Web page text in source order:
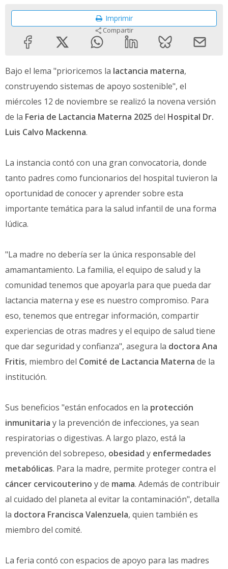
Imprimir
Compartir
Bajo el lema "prioricemos la lactancia materna,
construyendo sistemas de apoyo sostenible", el
miércoles 12 de noviembre se realizó la novena versión
de la Feria de Lactancia Materna 2025 del Hospital Dr.
Luis Calvo Mackenna.
La instancia contó con una gran convocatoria, donde
tanto padres como funcionarios del hospital tuvieron la
oportunidad de conocer y aprender sobre esta
importante temática para la salud infantil de una forma
lúdica.
"La madre no debería ser la única responsable del
amamantamiento. La familia, el equipo de salud y la
comunidad tenemos que apoyarla para que pueda dar
lactancia materna y ese es nuestro compromiso. Para
eso, tenemos que entregar información, compartir
experiencias de otras madres y el equipo de salud tiene
que dar seguridad y confianza", asegura la doctora Ana
Fritis, miembro del Comité de Lactancia Materna de la
institución.
Sus beneficios "están enfocados en la protección
inmunitaria y la prevención de infecciones, ya sean
respiratorias o digestivas. A largo plazo, está la
prevención del sobrepeso, obesidad y enfermedades
metabólicas. Para la madre, permite proteger contra el
cáncer cervicouterino y de mama. Además de contribuir
al cuidado del planeta al evitar la contaminación", detalla
la doctora Francisca Valenzuela, quien también es
miembro del comité.
La feria contó con espacios de apoyo para las madres